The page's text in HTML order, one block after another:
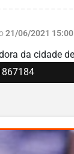
21/06/2021 15:00